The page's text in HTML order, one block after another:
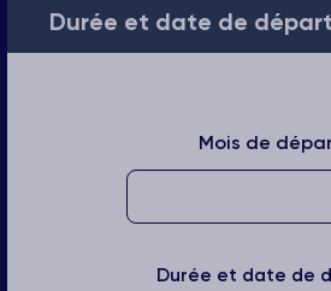
Durée et date de départ
Mois de
Durée et date de